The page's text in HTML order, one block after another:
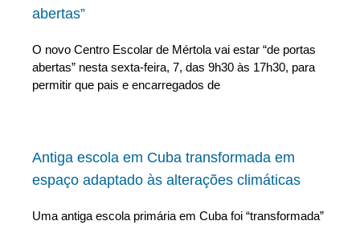
abertas”
O novo Centro Escolar de Mértola vai estar “de portas
abertas” nesta sexta-feira, 7, das 9h30 às 17h30, para
permitir que pais e encarregados de
Antiga escola em Cuba transformada em
espaço adaptado às alterações climáticas
Uma antiga escola primária em Cuba foi “transformada”